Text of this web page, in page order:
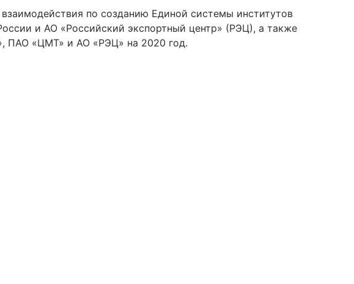
по созданию Единой системы институтов
и АО «Российский экспортный центр» (РЭЦ), а также
ПАО «ЦМТ» и АО «РЭЦ» на 2020 год.